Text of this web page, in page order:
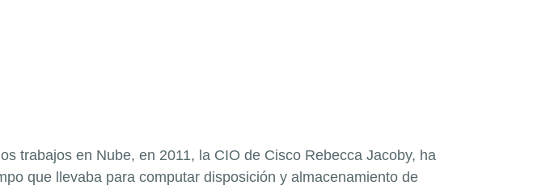
trabajos en Nube, en 2011, la CIO de Cisco Rebecca Jacoby, ha
que llevaba para computar disposición y almacenamiento de